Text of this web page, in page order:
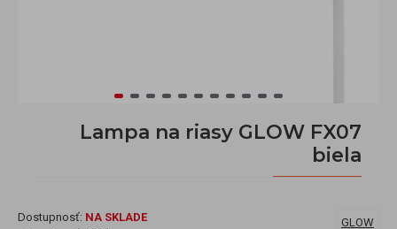
Lampa na riasy GLOW FX07
biela
Dostupnosť: NA SKLADE
GLOW